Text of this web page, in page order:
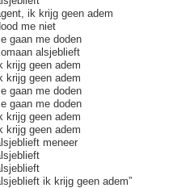
ik krijg geen adem
me niet
gaan me doden
alsjeblieft
krijg geen adem
krijg geen adem
gaan me doden
gaan me doden
krijg geen adem
krijg geen adem
meneer
ik krijg geen adem”